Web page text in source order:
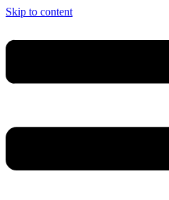
Skip to content